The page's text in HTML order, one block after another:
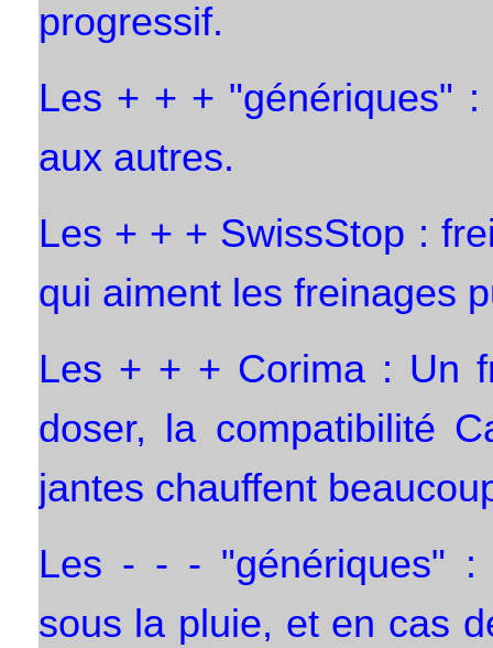
progressif.
Les + + + "génériques"
aux autres.
Les + + + SwissStop :
qui aiment les freinages
Les + + + Corima : Un
doser, la compatibilité
jantes chauffent
Les - - - "génériques" :
sous la pluie, et en cas